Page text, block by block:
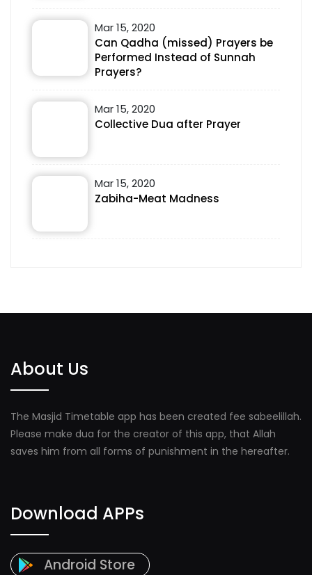
Mar 15, 2020
Can Qadha (missed) Prayers be
Performed Instead of Sunnah
Prayers?
Mar 15, 2020
Collective Dua after Prayer
Mar 15, 2020
Zabiha-Meat Madness
About Us
The Masjid Timetable app has been created fee sabeelillah.
Please make dua for the creator of this app, that Allah
saves him from all forms of punishment in the hereafter.
Download APPs
Android Store